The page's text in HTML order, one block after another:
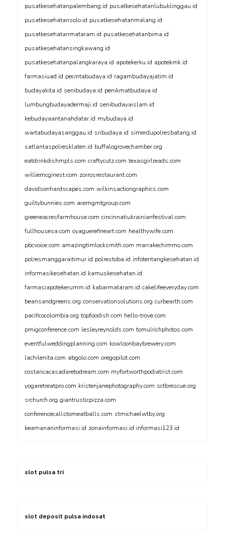
pusatkesehatanpalembang.id pusatkesehatanlubuklinggau.id
pusatkesehatansolo.id pusatkesehatanmalang.id
pusatkesehatanmataram.id pusatkesehatanbima.id
pusatkesehatansingkawang.id
pusatkesehatanpalangkaraya.id apotekerku.id apotekmk.id
farmasiuad.id pecintabudaya.id ragambudayajatim.id
budayakita.id senibudaya.id penikmatbudaya.id
lumbungbudayadermaji.id senibudayaislam.id
kebudayaantanahdatar.id mybudaya.id
wartabudayasanggau.id sribudaya.id simerdupolresbatang.id
satlantaspolresklaten.id buffalogrovechamber.org
eatdrinkdishmpls.com craftycutz.com texasgirlreads.com
williemcginest.com zorrosrestaurant.com
davidsonhardscapes.com wilkinsactiongraphics.com
guiltybunnies.com acemgmtgroup.com
greeneacresfarmhouse.com cincinnatiukrainianfestival.com
fullhousesa.com oyaguerefineart.com healthywife.com
pbcvoice.com amazingtimlocksmith.com marrakechimmo.com
polresmanggaraitimur.id polrestoba.id infotentangkesehatan.id
informasikesehatan.id kamuskesehatan.id
farmasiapotekerumm.id kabarmataram.id cakelifeeveryday.com
beansandgreens.org conservationsolutions.org curbearth.com
pacificocolombia.org topfoodish.com hello-trove.com
pmigconference.com lesleyreynolds.com tomulrichphotos.com
eventfulweddingplanning.com kowloonbaybrewery.com
lachilenita.com abgolo.com oregopilot.com
costaricacasadaretodream.com myfortworthpodiatrist.com
yogaretreatpro.com kristenjanephotography.com sctbrescue.org
srchurch.org giantrusticpizza.com
conferencecallstomeatballs.com stmichaelwtby.org
keamananinformasi.id zonainformasi.id informasi123.id
slot pulsa tri
slot deposit pulsa indosat